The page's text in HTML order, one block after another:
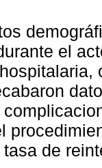
el
de